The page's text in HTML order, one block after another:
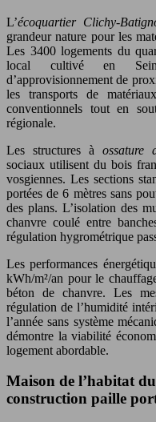
L’écoquartier Clichy-
grandeur nature pour les
Les 3400 logements du
local cultivé en
d’approvisionnement de
les transports de
conventionnels tout en
régionale.
Les structures à ossature
sociaux utilisent du bois
vosgiennes. Les sections
portées de 6 mètres sans
des plans. L’isolation des
chanvre coulé entre
régulation hygrométrique
Les performances
kWh/m²/an pour le
béton de chanvre. Les
régulation de l’humidité
l’année sans système
démontre la viabilité
logement abordable.
Maison de l’habitat
construction paille